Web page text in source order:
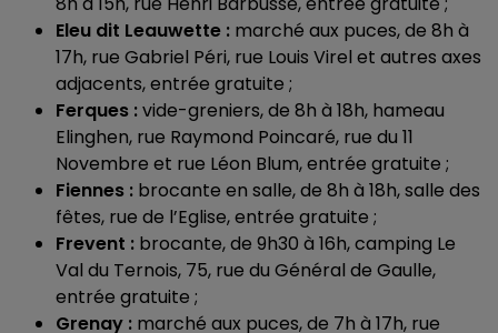
Eleu dit Leauwette : marché aux puces, de 8h à
17h, rue Gabriel Péri, rue Louis Virel et autres axes
adjacents, entrée gratuite ;
Ferques :vide-greniers, de 8h à 18h, hameau
Elinghen, rue Raymond Poincaré, rue du 11
Novembre et rue Léon Blum, entrée gratuite ;
Fiennes : brocante en salle, de 8h à 18h, salle des
fêtes, rue de l’Eglise, entrée gratuite ;
Frevent : brocante, de 9h30 à 16h, camping Le
Val du Ternois, 75, rue du Général de Gaulle,
entrée gratuite ;
Grenay : marché aux puces, de 7h à 17h, rue